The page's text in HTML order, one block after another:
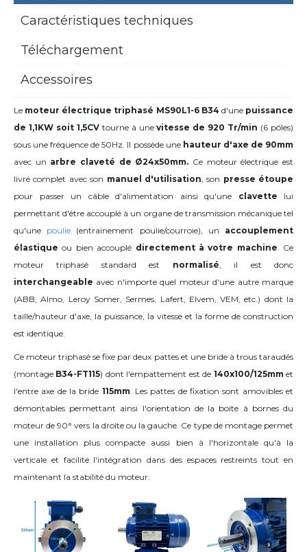
Caractéristiques techniques
Téléchargement
Accessoires
Le moteur électrique triphasé MS90L1-6 B34 d'une puissance
de 1,1KW soit 1,5CVtourne à unevitesse de 920 Tr/min (6 pôles)
sous une fréquence de 50Hz. Il possède une hauteur d'axe de 90mm
avec un arbre claveté de Ø24x50mm. Ce moteur électrique est
livré complet avec son manuel d'utilisation, son presse étoupe
pour passer un câble d'alimentation ainsi qu'une clavette lui
permettant d'être accouplé à un organe de transmission mécanique tel
qu'une poulie (entrainement poulie/courroie), un accouplement
élastique ou bien accouplé directement à votre machine. Ce
moteur triphasé standard est normalisé, il est donc
interchangeable avec n'importe quel moteur d'une autre marque
(ABB, Almo, Leroy Somer, Sermes, Lafert, Elvem, VEM, etc.) dont la
taille/hauteur d'axe, la puissance, la vitesse et la forme de construction
est identique.
Ce moteur triphasé se fixe par deux pattes et une bride à trous taraudés
(montage B34-FT115) dont l'empattement est de 140x100/125mmet
l'entre axe de la bride 115mm. Les pattes de fixation sont amovibles et
démontables permettant ainsi l'orientation de la boite à bornes du
moteur de 90°vers la droite ou la gauche. Ce type de montage permet
une installation plus compacte aussi bien à l'horizontale qu'à la
verticale et facilite l'intégration dans des espaces restreints tout en
maintenant la stabilité du moteur.